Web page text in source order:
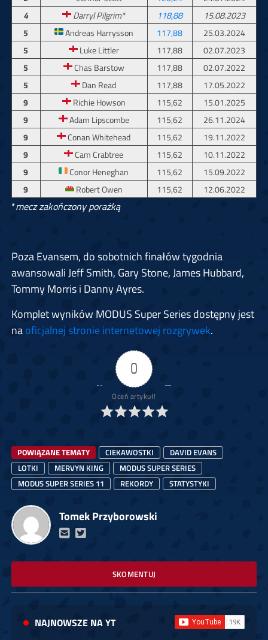
4
Darryl Pilgrim* 118,88
15.08.2023
5
Andreas Harrysson 117,88
25.03.2024
5
Luke Littler 117,88
02.07.2023
5
Chas Barstow 117,88
02.07.2022
5
Dan Read 117,88
17.05.2022
9
Richie Howson 115,62
15.01.2025
9
Adam Lipscombe 115,62
26.11.2024
9
Conan Whitehead 115,62
19.11.2022
9
Cam Crabtree 115,62
10.11.2022
9
Conor Heneghan 115,62
15.09.2022
9
Robert Owen 115,62 12.06.2022
*mecz zakończony porażką
Poza Evansem, do sobotnich finałów tygodnia
awansowali Jeff Smith, Gary Stone, James Hubbard,
Tommy Morris i Danny Ayres.
Komplet wyników MODUS Super Series dostępny jest
naoficjalnej stronie internetowej rozgrywek.
0
Oceń artykuł!
POWIĄZANE TEMATY CIEKAWOSTKI
DAVID EVANS
LOTKI
MERVYN KING
MODUS SUPER SERIES
MODUS SUPER SERIES 11
REKORDY STATYSTYKI
Tomek Przyborowski
SKOMENTUJ
NAJNOWSZE NA YT